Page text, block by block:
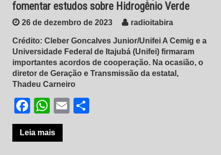
fomentar estudos sobre Hidrogênio Verde
26 de dezembro de 2023 radioitabira
Crédito: Cleber Goncalves Junior/Unifei A Cemig e a
Universidade Federal de Itajubá (Unifei) firmaram
importantes acordos de cooperação. Na ocasião, o
diretor de Geração e Transmissão da estatal,
Thadeu Carneiro
Facebook
WhatsApp
Email
Leia mais